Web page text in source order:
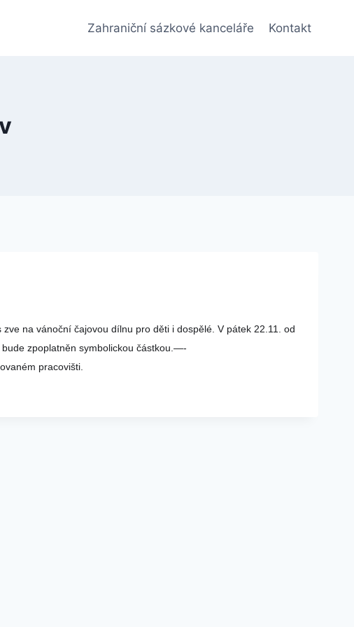
Zahraniční sázkové kanceláře Kontakt
na vánoční čajovou dílnu pro děti i dospělé. V pátek 22.11. od
zpoplatněn symbolickou částkou. —-
pracovišti.